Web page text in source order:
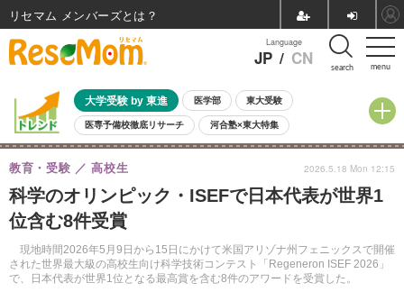
menu
Language
JP / CN search
大学受験 by 東進 医学部 東大受験
医専予備校徹底リサーチ 河合塾×東大特集
親子で考える大学選び 高校受験 中学受験 小学校受験
共通テスト 夏休み
8月開催イベント・WS 全国公立高校 過去問 人気記事
自由研究教材（小学生向け）
科学のオリンピック・ISEFで日本代表が世界1
位含む8件受賞
現地時間2026年5月9日から15日にかけて米国アリゾナ州フェニックスで開催
された世界最大級の高校生向け科学技術コンテスト「Regeneron ISEF 2026」
で、日本代表が世界1位となる最高賞を含む8件のアワードを受賞した。
教育・受験 高校生 2026.5.18 Mon 12:15
リセマム メンバーズ